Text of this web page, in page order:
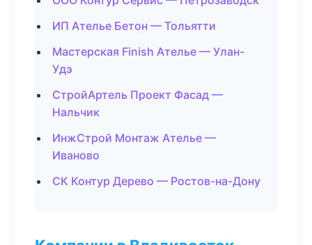
ИП Ателье Бетон — Тольятти
Мастерская Finish Ателье — Улан-
Удэ
СтройАртель Проект Фасад —
Нальчик
ИнжСтрой Монтаж Ателье —
Иваново
СК Контур Дерево — Ростов-на-Дону